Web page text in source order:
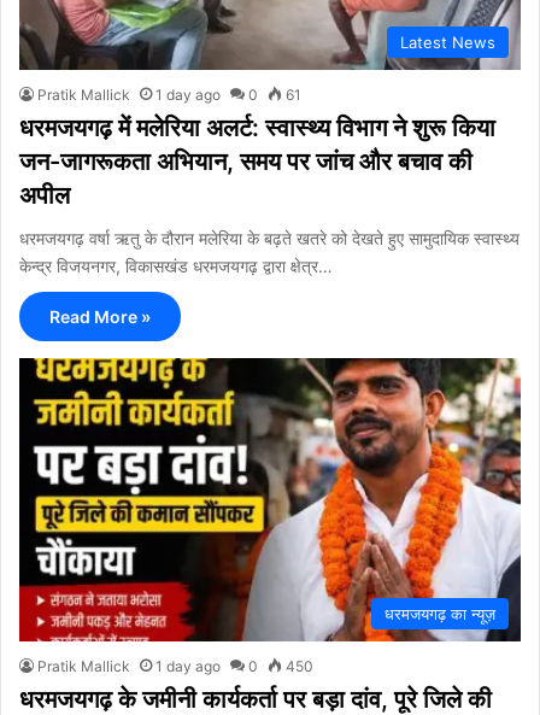
Latest News
Pratik Mallick 1 day ago 0 61
धरमजयगढ़ में मलेरिया अलर्ट: स्वास्थ्य विभाग ने शुरू किया
जन-जागरूकता अभियान, समय पर जांच और बचाव की
अपील
धरमजयगढ़ वर्षा ऋतु के दौरान मलेरिया के बढ़ते खतरे को देखते हुए सामुदायिक स्वास्थ्य
केन्द्र विजयनगर, विकासखंड धरमजयगढ़ द्वारा क्षेत्र…
Read More »
धरमजयगढ़ का न्यूज़
Pratik Mallick 1 day ago 0 450
धरमजयगढ़ के जमीनी कार्यकर्ता पर बड़ा दांव, पूरे जिले की